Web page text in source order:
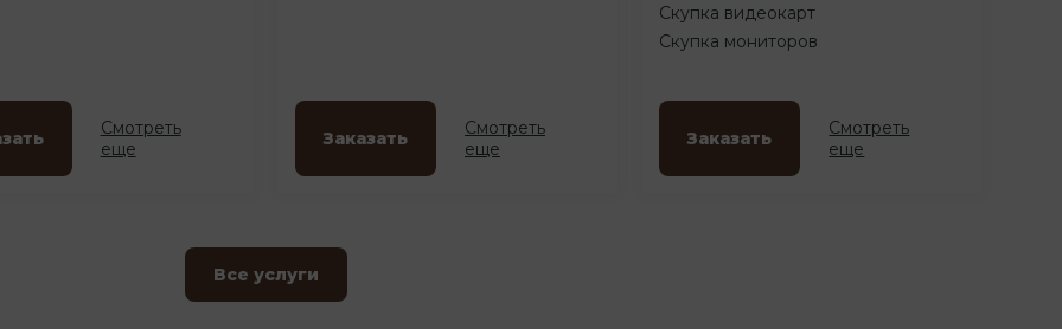
Смотреть
еще
Заказать
Смотреть
еще
Скупка видеокарт
Скупка мониторов
Заказать
Смотреть
еще
Все услуги